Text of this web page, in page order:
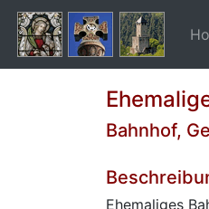
Bahnhof,
Ehemaliges